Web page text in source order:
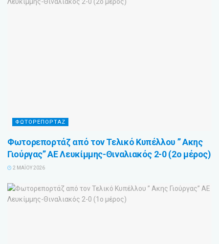
ΦΩΤΟΡΕΠΟΡΤΑΖ
Φωτορεπορτάζ από τον Τελικό Κυπέλλου ” Ακης
Γιούργας” ΑΕ Λευκίμμης-Θιναλιακός 2-0 (2ο μέρος)
2 ΜΑΪ́ΟΥ 2026